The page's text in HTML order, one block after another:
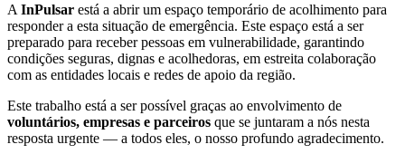
A InPulsar está a abrir um espaço temporário de acolhimento para
responder a esta situação de emergência. Este espaço está a ser
preparado para receber pessoas em vulnerabilidade, garantindo
condições seguras, dignas e acolhedoras, em estreita colaboração
com as entidades locais e redes de apoio da região.
Este trabalho está a ser possível graças ao envolvimento de
voluntários, empresas e parceiros que se juntaram a nós nesta
resposta urgente — a todos eles, o nosso profundo agradecimento.